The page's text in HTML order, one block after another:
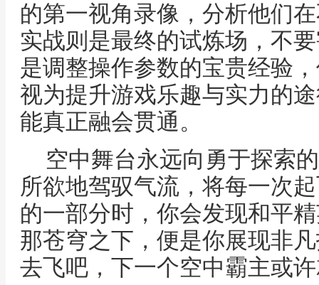
的第一视角录像，分析他们
实战则是最终的试炼场，不
是调整操作参数的宝贵经验
视为提升游戏乐趣与实力的
能真正融会贯通。
空中舞台永远向勇于探索
所欲地驾驭气流，将每一次
的一部分时，你会发现和平
那苍穹之下，便是你展现非
去飞吧，下一个空中霸主或